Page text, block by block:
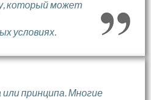
который может
условиях.
принципа. Многие